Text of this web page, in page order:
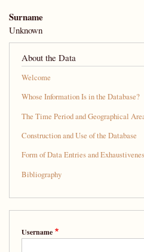
Surname
Unknown
About the Data
Welcome
Whose Information Is in the Database?
The Time Period and Geographical
Construction and Use of the Database
Form of Data Entries and
Bibliography
Username